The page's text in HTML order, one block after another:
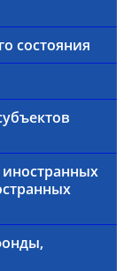
состояния
иностранных